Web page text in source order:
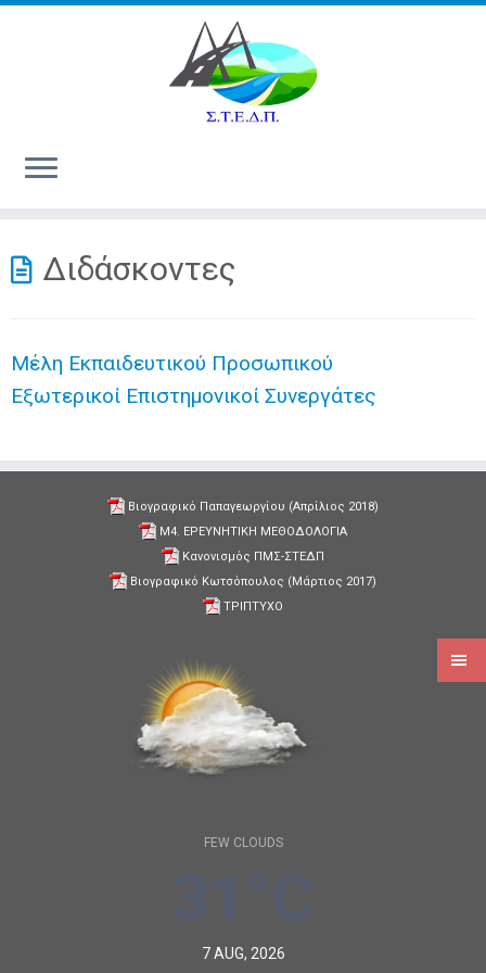
Διδάσκοντες
Μέλη Εκπαιδευτικού Προσωπικού
Εξωτερικοί Επιστημονικοί Συνεργάτες
Βιογραφικό Παπαγεωργίου (Απρίλιος 2018)
Μ4. ΕΡΕΥΝΗΤΙΚΗ ΜΕΘΟΔΟΛΟΓΙΑ
Κανονισμός ΠΜΣ-ΣΤΕΔΠ
Βιογραφικό Κωτσόπουλος (Μάρτιος 2017)
ΤΡΙΠΤΥΧΟ
FEW CLOUDS
7 AUG, 2026